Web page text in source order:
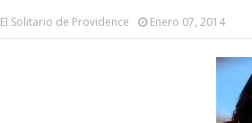
El Solitario de Providence Enero 07, 2014